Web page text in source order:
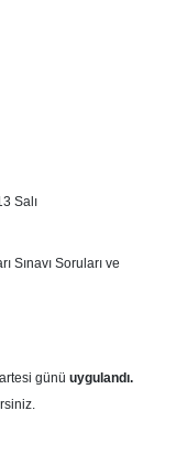
Salı
Sınavı Soruları ve
günü uygulandı.